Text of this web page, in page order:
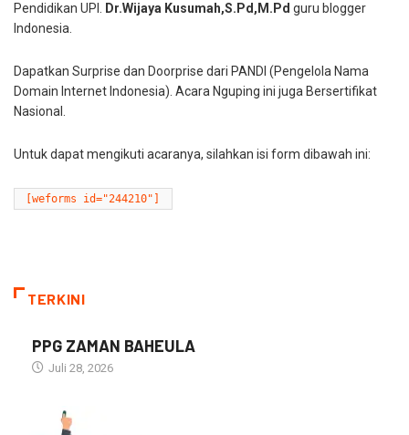
Pendidikan UPI. Dr.Wijaya Kusumah,S.Pd,M.Pd guru blogger
Indonesia.
Dapatkan Surprise dan Doorprise dari PANDI (Pengelola Nama
Domain Internet Indonesia). Acara Nguping ini juga Bersertifikat
Nasional.
Untuk dapat mengikuti acaranya, silahkan isi form dibawah ini:
[weforms id="244210"]
TERKINI
PPG ZAMAN BAHEULA
Juli 28, 2026